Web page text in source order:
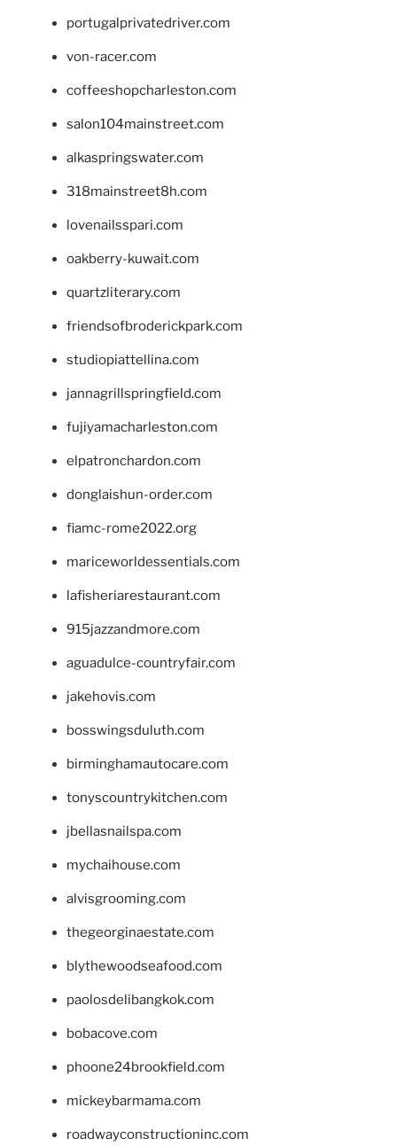
portugalprivatedriver.com
von-racer.com
coffeeshopcharleston.com
salon104mainstreet.com
alkaspringswater.com
318mainstreet8h.com
lovenailsspari.com
oakberry-kuwait.com
quartzliterary.com
friendsofbroderickpark.com
studiopiattellina.com
jannagrillspringfield.com
fujiyamacharleston.com
elpatronchardon.com
donglaishun-order.com
fiamc-rome2022.org
mariceworldessentials.com
lafisheriarestaurant.com
915jazzandmore.com
aguadulce-countryfair.com
jakehovis.com
bosswingsduluth.com
birminghamautocare.com
tonyscountrykitchen.com
jbellasnailspa.com
mychaihouse.com
alvisgrooming.com
thegeorginaestate.com
blythewoodseafood.com
paolosdelibangkok.com
bobacove.com
phoone24brookfield.com
mickeybarmama.com
roadwayconstructioninc.com